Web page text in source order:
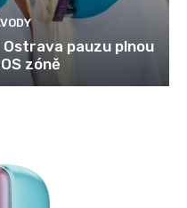
pauzu plnou
zóně